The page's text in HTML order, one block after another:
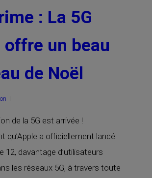
: La 5G
offre un beau
de Noël
de la 5G est arrivée !
qu’Apple a officiellement lancé
12, davantage d’utilisateurs
les réseaux 5G, à travers toute